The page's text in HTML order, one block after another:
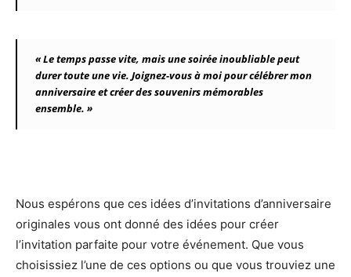
« Le temps passe vite, mais une soirée inoubliable peut
durer toute une vie. Joignez-vous à moi pour célébrer mon
anniversaire et créer des souvenirs mémorables
ensemble. »
Nous espérons que ces idées d’invitations d’anniversaire
originales vous ont donné des idées pour créer
l’invitation parfaite pour votre événement. Que vous
choisissiez l’une de ces options ou que vous trouviez une